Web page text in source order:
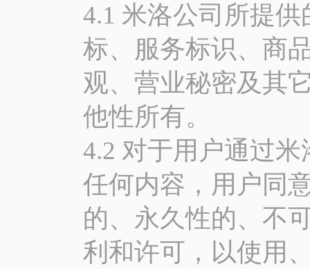
4.1 米洛公司所提
标、服务标识、商
观、营业秘密及其
他性所有。
4.2 对于用户通过
任何内容，用户同
的、永久性的、不
利和许可，以使用